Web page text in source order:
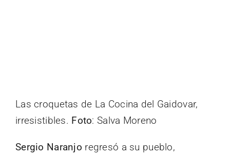
Las croquetas de La Cocina del Gaidovar,
irresistibles. Foto: Salva Moreno
Sergio Naranjo regresó a su pueblo,